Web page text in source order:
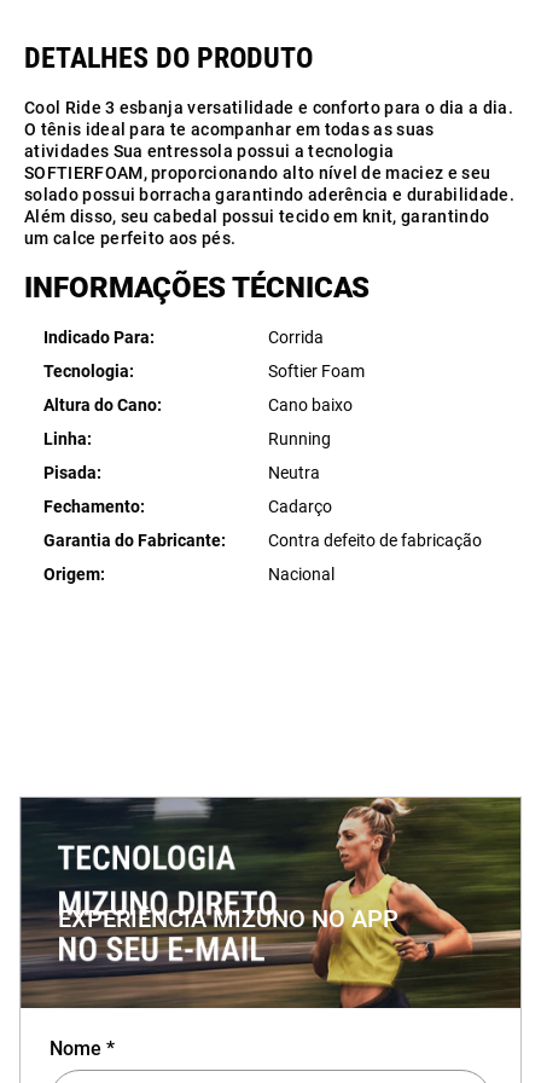
Cool Ride 3 esbanja versatilidade e conforto para o dia a dia.
O tênis ideal para te acompanhar em todas as suas
atividades Sua entressola possui a tecnologia
SOFTIERFOAM, proporcionando alto nível de maciez e seu
solado possui borracha garantindo aderência e durabilidade.
Além disso, seu cabedal possui tecido em knit, garantindo
um calce perfeito aos pés.
INFORMAÇÕES TÉCNICAS
Indicado Para
Corrida
Tecnologia
Softier Foam
Altura do Cano
Cano baixo
Linha
Running
Pisada
Neutra
Fechamento
Cadarço
Garantia do Fabricante
Contra defeito de fabricação
Origem
Nacional
EXPERIÊNCIA MIZUNO NO APP
Nome *